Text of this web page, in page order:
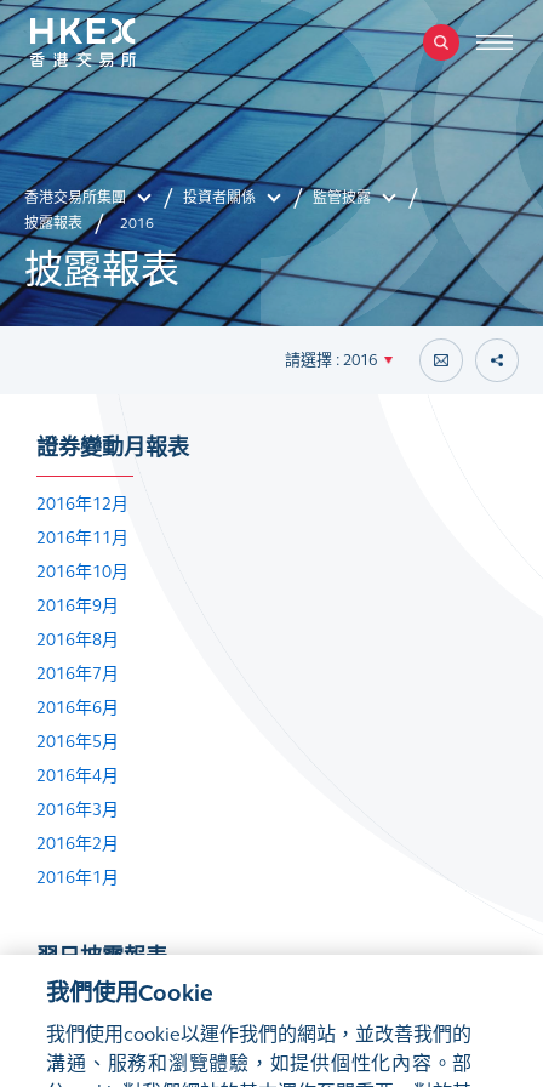
香港交易所集團 投資者關係
監管披露
披露報表
2016
披露報表
請選擇 : 2016
證券變動月報表
2016年12月
2016年11月
2016年10月
2016年9月
2016年8月
2016年7月
2016年6月
2016年5月
2016年4月
2016年3月
2016年2月
2016年1月
翌日披露報表
2016年6月2日
我們使用Cookie
我們使用cookie以運作我們的網站，並改善我們的
溝通、服務和瀏覽體驗，如提供個性化內容。部